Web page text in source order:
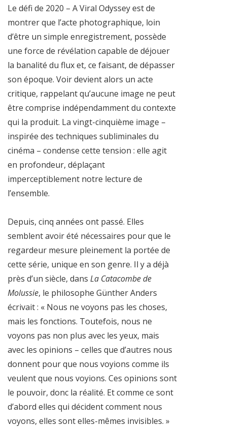
Le défi de 2020 – A Viral Odyssey est de
montrer que l’acte photographique, loin
d’être un simple enregistrement, possède
une force de révélation capable de déjouer
la banalité du flux et, ce faisant, de dépasser
son époque. Voir devient alors un acte
critique, rappelant qu’aucune image ne peut
être comprise indépendamment du contexte
qui la produit. La vingt-cinquième image –
inspirée des techniques subliminales du
cinéma – condense cette tension : elle agit
en profondeur, déplaçant
imperceptiblement notre lecture de
l’ensemble.
Depuis, cinq années ont passé. Elles
semblent avoir été nécessaires pour que le
regardeur mesure pleinement la portée de
cette série, unique en son genre. Il y a déjà
près d’un siècle, dans La Catacombe de
Molussie, le philosophe Günther Anders
écrivait : « Nous ne voyons pas les choses,
mais les fonctions. Toutefois, nous ne
voyons pas non plus avec les yeux, mais
avec les opinions – celles que d’autres nous
donnent pour que nous voyions comme ils
veulent que nous voyions. Ces opinions sont
le pouvoir, donc la réalité. Et comme ce sont
d’abord elles qui décident comment nous
voyons, elles sont elles-mêmes invisibles. »